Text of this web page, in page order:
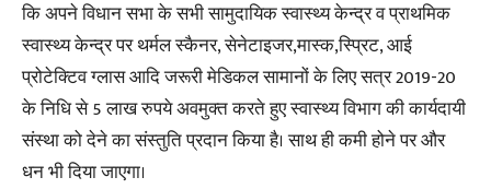
कि अपने विधान सभा के सभी सामुदायिक स्वास्थ्य केन्द्र व प्राथमिक
स्वास्थ्य केन्द्र पर थर्मल स्कैनर, सेनेटाइजर,मास्क,स्प्रिट, आई
प्रोटेक्टिव ग्लास आदि जरूरी मेडिकल सामानों के लिए सत्र 2019-20
के निधि से 5 लाख रुपये अवमुक्त करते हुए स्वास्थ्य विभाग की कार्यदायी
संस्था को देने का संस्तुति प्रदान किया है। साथ ही कमी होने पर और
धन भी दिया जाएगा।